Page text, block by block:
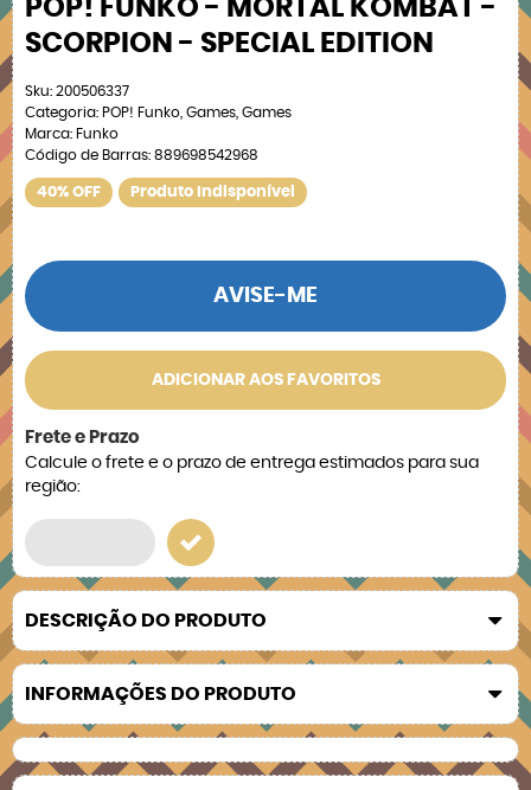
POP! FUNKO - MORTAL KOMBAT -
SCORPION - SPECIAL EDITION
Sku: 200506337
Categoria: POP! Funko Games Games
Marca: Funko
Código de Barras: 889698542968
40% OFF Produto Indisponível
AVISE-ME
ADICIONAR AOS FAVORITOS
Frete e Prazo
Calcule o frete e o prazo de entrega estimados para sua
região:
DESCRIÇÃO DO PRODUTO
INFORMAÇÕES DO PRODUTO